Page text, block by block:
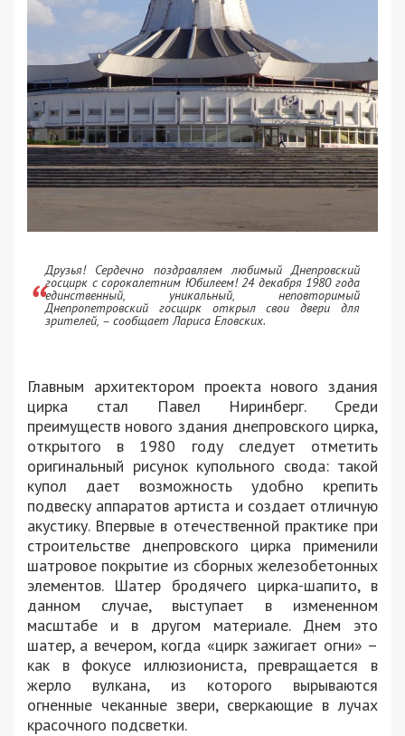
Друзья! Сердечно поздравляем любимый Днепровский
госцирк с сорокалетним Юбилеем! 24 декабря 1980 года
единственный, уникальный, неповторимый
Днепропетровский госцирк открыл свои двери для
зрителей, – сообщает Лариса Еловских.
Главным архитектором проекта нового здания
цирка стал Павел Ниринберг. Среди
преимуществ нового здания днепровского цирка,
открытого в 1980 году следует отметить
оригинальный рисунок купольного свода: такой
купол дает возможность удобно крепить
подвеску аппаратов артиста и создает отличную
акустику. Впервые в отечественной практике при
строительстве днепровского цирка применили
шатровое покрытие из сборных железобетонных
элементов. Шатер бродячего цирка-шапито, в
данном случае, выступает в измененном
масштабе и в другом материале. Днем это
шатер, а вечером, когда «цирк зажигает огни» –
как в фокусе иллюзиониста, превращается в
жерло вулкана, из которого вырываются
огненные чеканные звери, сверкающие в лучах
красочного подсветки.